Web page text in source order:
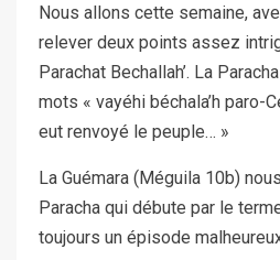
Nous allons cette semaine,
relever deux points assez
Parachat Bechallah’. La
mots « vayéhi béchala’h paro-
eut renvoyé le peuple… »
La Guémara (Méguila 10b)
Paracha qui débute par le
toujours un épisode